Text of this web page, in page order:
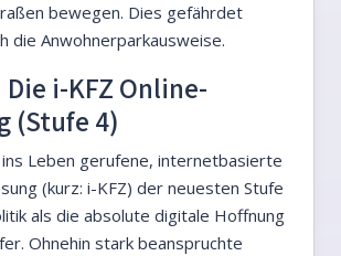
bewegen. Dies gefährdet
die Anwohnerparkausweise.
i-KFZ Online-
(Stufe 4)
Leben gerufene, internetbasierte
(kurz: i-KFZ) der neuesten Stufe
als die absolute digitale Hoffnung
Ohnehin stark beanspruchte